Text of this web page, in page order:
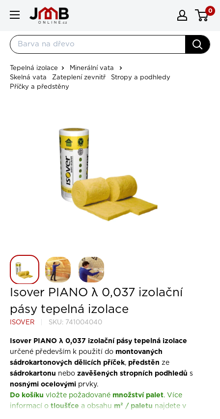
JMBonline.cz
0
Tepelná izolace
Minerální vata
Skelná vata
Zateplení zevnitř
Stropy a podhledy
Příčky a předstěny
Isover PIANO λ 0,037 izolační
pásy tepelná izolace
ISOVER SKU: 741004040
Isover PIANO λ 0,037 izolační pásy tepelná izolace
určené především k použití do montovaných
sádrokartonových dělicích příček, předstěn ze
sádrokartonu nebo zavěšených stropních podhledů s
nosnými ocelovými prvky.
Do košíku vložte požadované množství palet. Více
informací o tloušťce a obsahu m² / paletu najdete v